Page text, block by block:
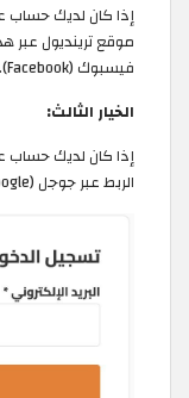
إذا كان لديك
موقع ترينديول عبر
فيسبوك (Facebook).
الخيار الثالث:
إذا كان لديك
الربط عبر جوجل (Google).